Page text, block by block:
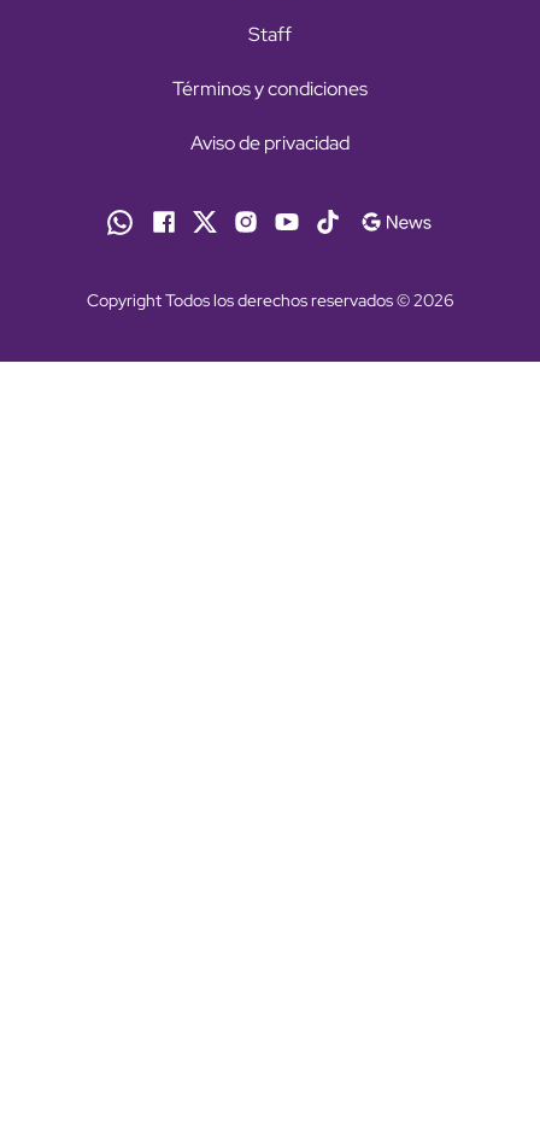
Staff
Términos y condiciones
Aviso de privacidad
Copyright Todos los derechos reservados © 2026